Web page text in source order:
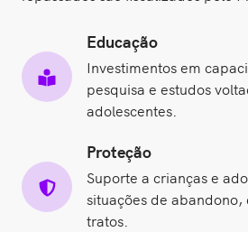
Educação
Investimentos em
pesquisa e estudos
adolescentes.
Proteção
Suporte a crianças e
situações de abandono,
tratos.